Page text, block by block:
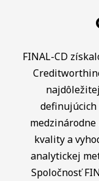
FINAL-CD
definujúcich
kvality a
analytickej
Spoločnosť